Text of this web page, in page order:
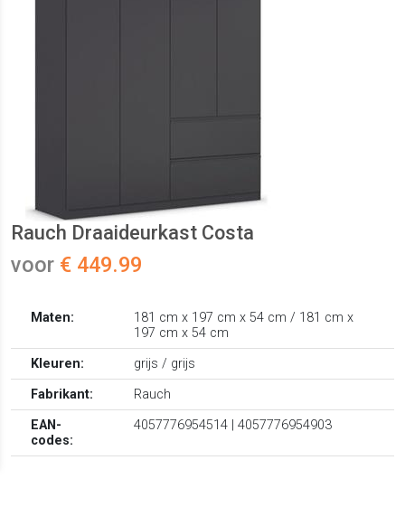
Rauch Draaideurkast Costa
voor € 449.99
Maten:
181 cm x 197 cm x 54 cm / 181 cm x
197 cm x 54 cm
Kleuren:
grijs / grijs
Fabrikant:
Rauch
EAN-
codes:
4057776954514 | 4057776954903